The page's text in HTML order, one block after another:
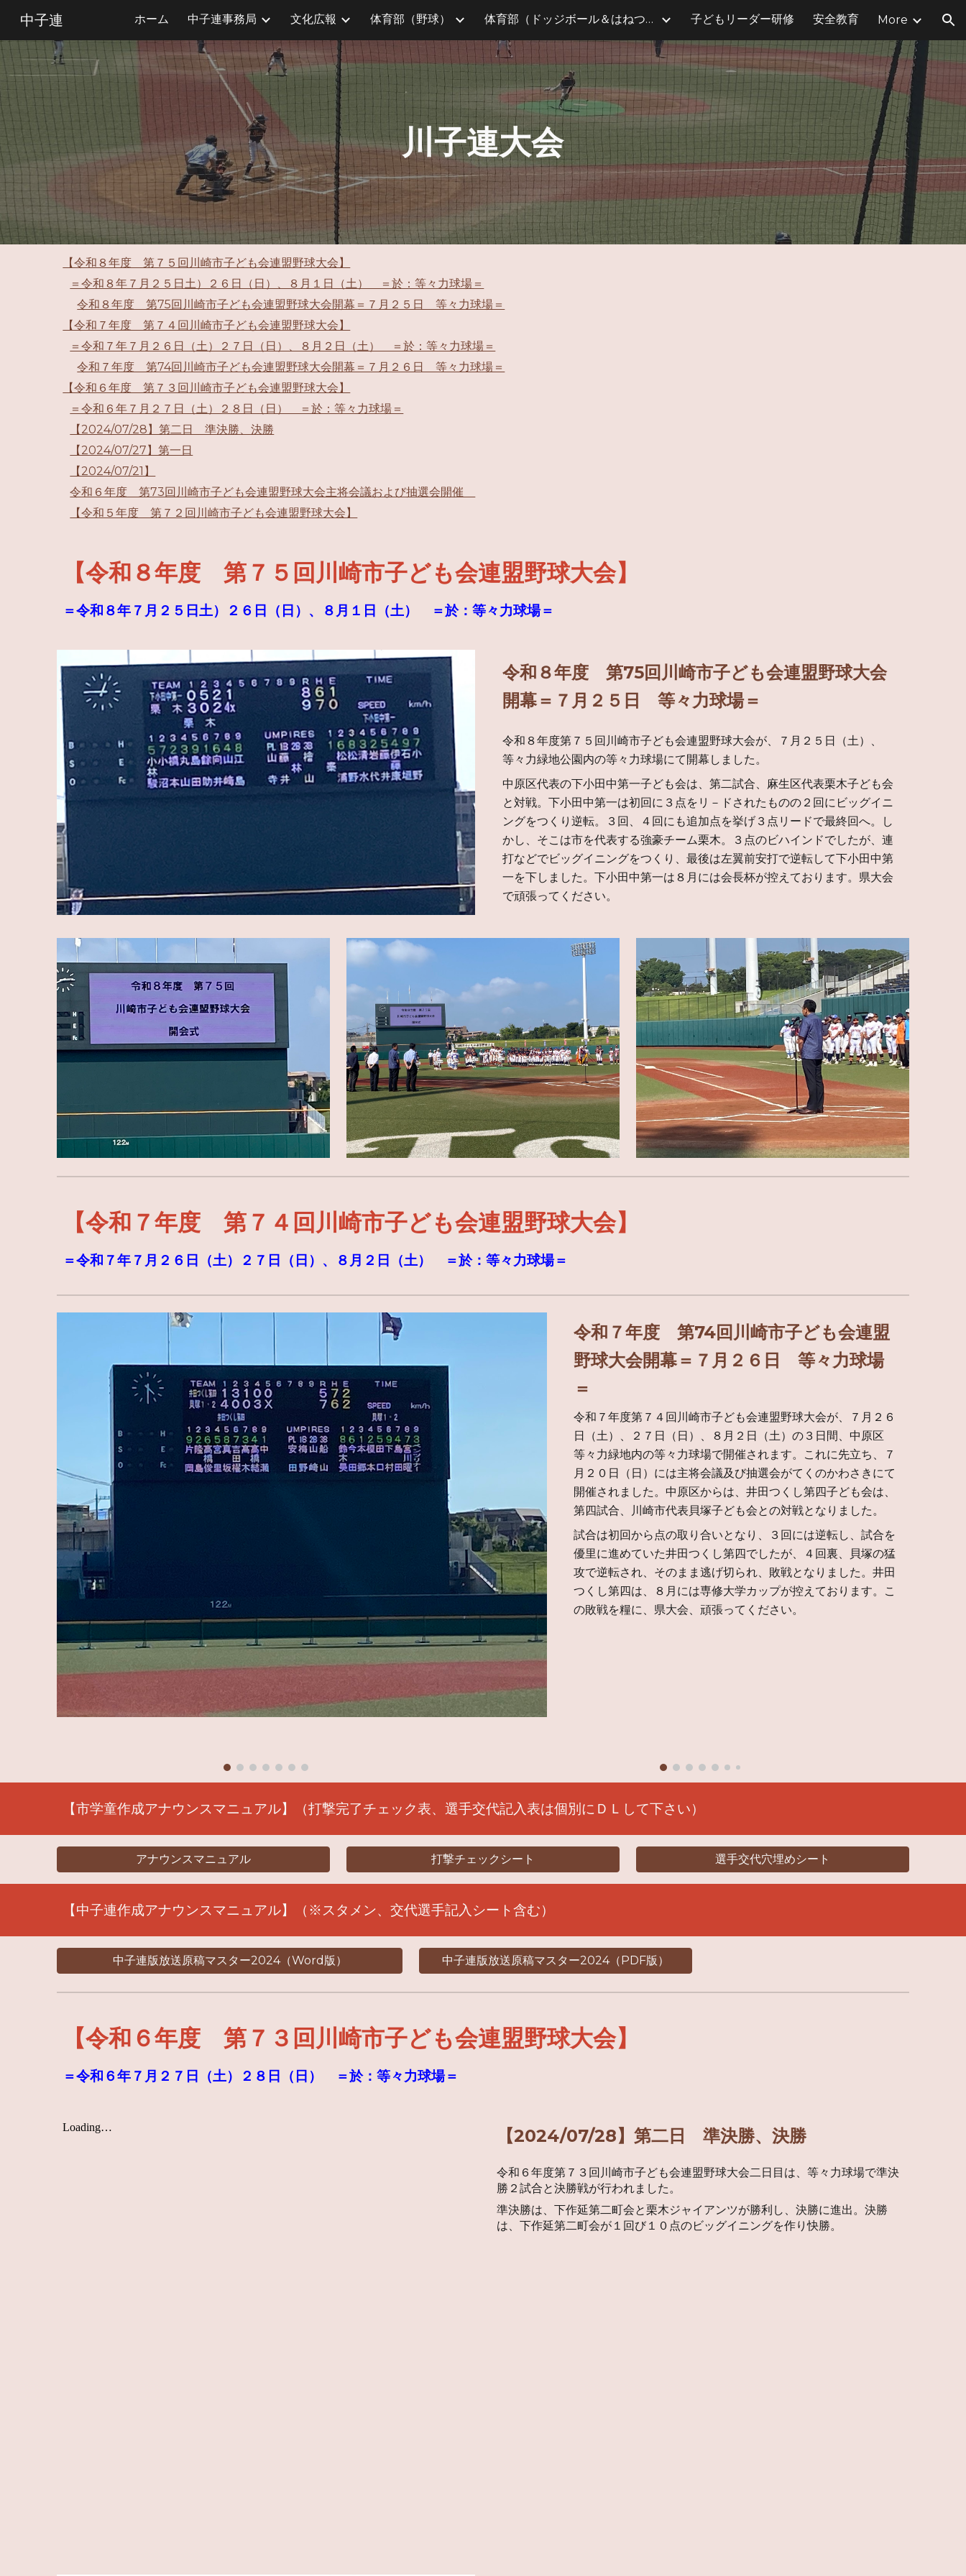
Skip to main content Skip to navigation
中子連 ホーム 中子連事務局 文化広報 体育部（野球） 体育部（ドッジボール＆はねつき） 子どもリーダー研修 安全教育 More
川子連大会
【令和８年度 第７５回川崎市子ども会連盟野球大会】
＝令和８年７月２５日土）２６日（日）、８月１日（土） ＝於：等々力球場＝
令和８年度 第75回川崎市子ども会連盟野球大会開幕＝７月２５日 等々力球場＝
【令和７年度 第７４回川崎市子ども会連盟野球大会】
＝令和７年７月２６日（土）２７日（日）、８月２日（土） ＝於：等々力球場＝
令和７年度 第74回川崎市子ども会連盟野球大会開幕＝７月２６日 等々力球場＝
【令和６年度 第７３回川崎市子ども会連盟野球大会】
＝令和６年７月２７日（土）２８日（日） ＝於：等々力球場＝
【2024/07/28】第二日 準決勝、決勝
【2024/07/27】第一日
【2024/07/21】
令和６年度 第73回川崎市子ども会連盟野球大会主将会議および抽選会開催
【令和５年度 第７２回川崎市子ども会連盟野球大会】
【令和８年度 第７５回川崎市子ども会連盟野球大会】
＝令和８年７月２５日土）２６日（日）、８月１日（土） ＝於：等々力球場＝
令和８年度 第75回川崎市子ども会連盟野球大会
開幕＝７月２５日 等々力球場＝
令和 ８年度第７ ５ 回川崎市子ども会連盟野球大会が、７月２ ５ 日（土）、
等々力緑地公園内の等々力球場にて開幕しました。
中原区代表の下小田中第一子ども会は、第二試合、 麻生区代表栗木子ども会
と対戦。下小田中第一は初回に３点をリ－ ド されたものの ２ 回に ビッグイニ
ングをつくり逆転。３回、４回にも追加点を挙げ３点リードで最終回へ。し
かし、そこは市を代表する強豪チーム栗木。３点のビハインドでしたが、連
打などでビッグイニングをつくり、最後は左翼前安打で逆転して下小田中第
一を下しました。下小田中第一は ８月には会長杯が控えております。県大会
で頑張ってください。
【令和７年度 第７４回川崎市子ども会連盟野球大会】
＝令和７年７月２６日（土）２７日（日）、８月２日（土） ＝於：等々力球場＝
令和７年度 第74回川崎市子ども会連盟
野球大会開幕＝７月２６日 等々力球場
＝
令和７年度第７４回川崎市子ども会連盟野球大会が、７月２６
日（土）、２７日（日）、８月２日（土）の３日間、中原区
等々力緑地内の等々力球場で開催されます。これに先立ち、７
月２０日（日）には主将会議及び抽選会がてくのかわさきにて
開催されました。中原区からは、井田つくし第四子ども会は、
第四試合、川崎市代表貝塚子ども会との対戦となりました。
試合は初回から点の取り合いとなり、３回には逆転し、試合を
優里に進めていた井田つくし第四でしたが、４回裏、貝塚の猛
攻で逆転され、そのまま逃げ切られ、敗戦となりました。井田
つくし第四は、８月には専修大学カップが控えております。こ
の敗戦を糧に、県大会、頑張ってください。
【市学童作成アナウンスマニュアル】（打撃完了チェック表、選手交代記入表は個別にＤＬして下さい）
アナウンスマニュアル 打撃チェックシート 選手交代穴埋めシート
【中子連作成アナウンスマニュアル】（※スタメン、交代選手記入シート含む）
中子連版放送原稿マスター2024（Word版） 中子連版放送原稿マスター2024（PDF版）
【令和６年度 第７３回川崎市子ども会連盟野球大会】
＝令和６年７月２７日（土）２８日（日） ＝於：等々力球場＝
【2024/07/28】第二日 準決勝、決勝
令和６年度第７３回川崎市子ども会連盟野球大会二日目は、等々力球場で準決
勝２試合と決勝戦が行われました。
準決勝は、下作延第二町会と栗木ジャイアンツが勝利し、決勝に進出。決勝
は、下作延第二町会が１回び１０点のビッグイニングを作り快勝。